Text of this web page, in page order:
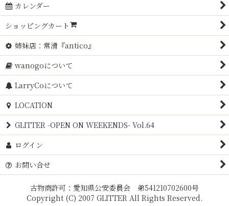
カレンダー
ショッピングカート
姉妹店：常滑『antico』
wanogoについて
LarryCoについて
LOCATION
GLITTER -OPEN ON WEEKENDS- Vol.64
ログイン
お問い合せ
古物商許可：愛知県公安委員会 弟541210702600号
Copyright (C) 2007 GLITTER All Rights Reserved.